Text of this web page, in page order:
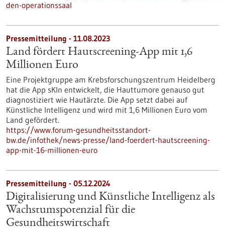
den-operationssaal
Pressemitteilung - 11.08.2023
Land fördert Hautscreening-App mit 1,6
Millionen Euro
Eine Projektgruppe am Krebsforschungszentrum Heidelberg
hat die App sKIn entwickelt, die Hauttumore genauso gut
diagnostiziert wie Hautärzte. Die App setzt dabei auf
Künstliche Intelligenz und wird mit 1,6 Millionen Euro vom
Land gefördert.
https://www.forum-gesundheitsstandort-
bw.de/infothek/news-presse/land-foerdert-hautscreening-
app-mit-16-millionen-euro
Pressemitteilung - 05.12.2024
Digitalisierung und Künstliche Intelligenz als
Wachstumspotenzial für die
Gesundheitswirtschaft